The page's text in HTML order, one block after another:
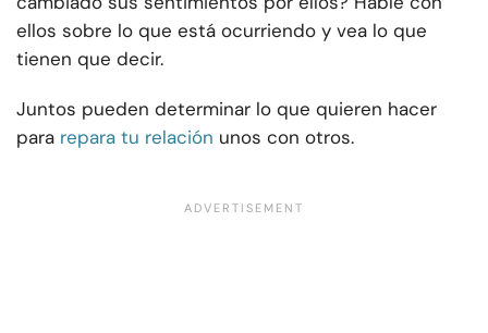
ellos sobre lo que está ocurriendo y vea lo que
tienen que decir.
Juntos pueden determinar lo que quieren hacer
para repara tu relación unos con otros.